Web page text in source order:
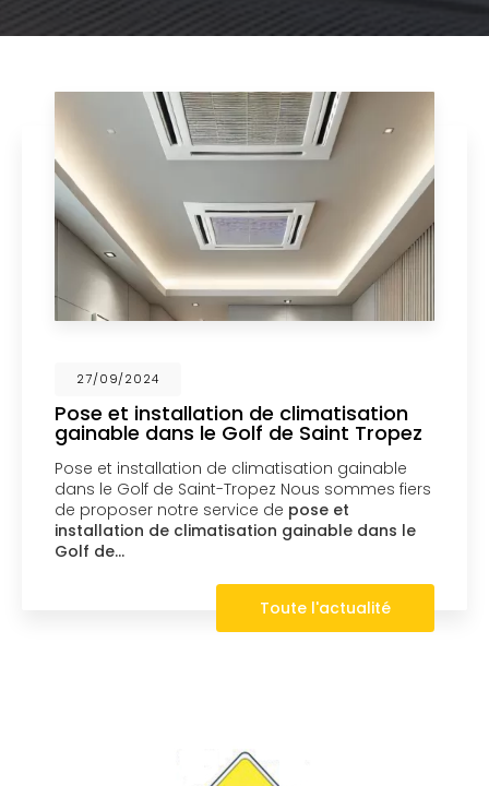
27/09/2024
Pose et installation de climatisation
gainable dans le Golf de Saint Tropez
Pose et installation de climatisation gainable
dans le Golf de Saint-Tropez Nous sommes fiers
de proposer notre service de pose et
installation de climatisation gainable dans le
Golf de…
Toute l'actualité